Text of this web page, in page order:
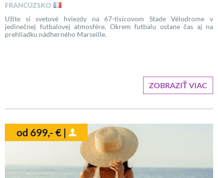
FRANCÚZSKO
Užite si svetové hviezdy na 67-tisícovom Stade Vélodrome v
jedinečnej futbalovej atmosfére. Okrem futbalu ostane čas aj na
prehliadku nádherného Marseille.
ZOBRAZIŤ VIAC
od 699,- € |